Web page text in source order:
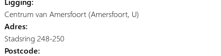
Centrum van Amersfoort (Amersfoort, U)
Adres:
Stadsring 248-250
Postcode: